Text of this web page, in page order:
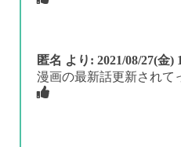
匿名 より: 2021/08/27(金)
漫画の最新話更新されて